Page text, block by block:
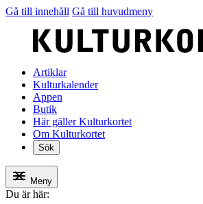
Gå till innehåll Gå till huvudmeny
Artiklar
Kulturkalender
Appen
Butik
Här gäller Kulturkortet
Om Kulturkortet
Sök
Meny
Du är här: